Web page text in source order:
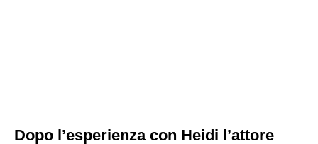
Dopo l’esperienza con Heidi l’attore